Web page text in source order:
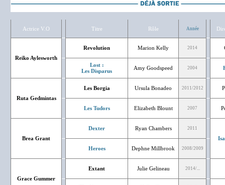
Actrice V.O Titre Rôle Année
Reiko Aylesworth
Revolution Marion Kelly 2014
Lost :
Les Disparus
Amy Goodspeed 2004
Ruta Gedmintas
Les Borgia Ursula Bonadeo 2011/2012
Les Tudors Elizabeth Blount 2007
Brea Grant
Dexter Ryan Chambers 2011
Heroes
Dephne Millbrook 2008/2009
Grace Gummer
Extant Julie Gelineau 2014/...